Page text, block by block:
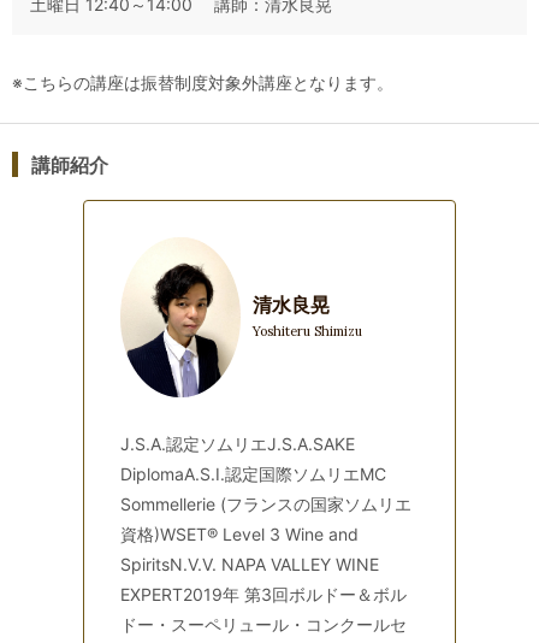
⑤焼酎、泡盛
⑦本番シミュレーション②
⑩論述試験対策
検索用コード: jjsa_sake_aroma
土曜日 12:40～14:00 講師：清水良晃
※こちらの講座は振替制度対象外講座となります。
講師紹介
清水良晃
Yoshiteru Shimizu
J.S.A.認定ソムリエJ.S.A.SAKE
DiplomaA.S.I.認定国際ソムリエMC
Sommellerie (フランスの国家ソムリエ
資格)WSET® Level 3 Wine and
SpiritsN.V.V. NAPA VALLEY WINE
EXPERT2019年 第3回ボルドー＆ボル
ドー・スーペリュール・コンクールセ